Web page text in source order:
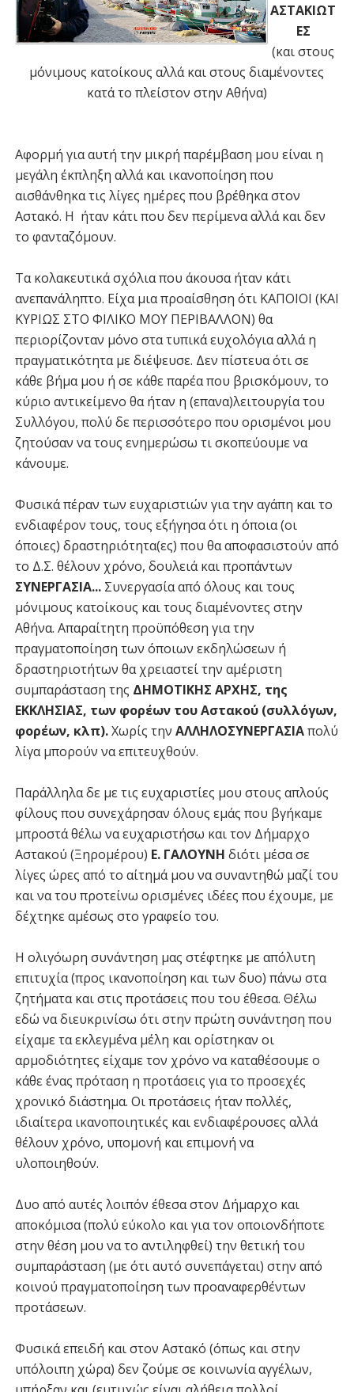
ΑΣΤΑΚΙΩΤ
ΕΣ
(και στους
μόνιμους κατοίκους αλλά και στους διαμένοντες
κατά το πλείστον στην Αθήνα)
Αφορμή για αυτή την μικρή παρέμβαση μου είναι η
μεγάλη έκπληξη αλλά και ικανοποίηση που
αισθάνθηκα τις λίγες ημέρες που βρέθηκα στον
Αστακό. Η ήταν κάτι που δεν περίμενα αλλά και δεν
το φανταζόμουν.
Τα κολακευτικά σχόλια που άκουσα ήταν κάτι
ανεπανάληπτο. Είχα μια προαίσθηση ότι ΚΑΠΟΙΟΙ (ΚΑΙ
ΚΥΡΙΩΣ ΣΤΟ ΦΙΛΙΚΟ ΜΟΥ ΠΕΡΙΒΑΛΛΟΝ) θα
περιορίζονταν μόνο στα τυπικά ευχολόγια αλλά η
πραγματικότητα με διέψευσε. Δεν πίστευα ότι σε
κάθε βήμα μου ή σε κάθε παρέα που βρισκόμουν, το
κύριο αντικείμενο θα ήταν η (επανα)λειτουργία του
Συλλόγου, πολύ δε περισσότερο που ορισμένοι μου
ζητούσαν να τους ενημερώσω τι σκοπεύουμε να
κάνουμε.
Φυσικά πέραν των ευχαριστιών για την αγάπη και το
ενδιαφέρον τους, τους εξήγησα ότι η όποια (οι
όποιες) δραστηριότητα(ες) που θα αποφασιστούν από
το Δ.Σ. θέλουν χρόνο, δουλειά και προπάντων
ΣΥΝΕΡΓΑΣΙΑ...Συνεργασία από όλους και τους
μόνιμους κατοίκους και τους διαμένοντες στην
Αθήνα. Απαραίτητη προϋπόθεση για την
πραγματοποίηση των όποιων εκδηλώσεων ή
δραστηριοτήτων θα χρειαστεί την αμέριστη
συμπαράσταση της ΔΗΜΟΤΙΚΗΣ ΑΡΧΗΣ, της
ΕΚΚΛΗΣΙΑΣ, των φορέων του Αστακού (συλλόγων,
φορέων, κλπ).Χωρίς την ΑΛΛΗΛΟΣΥΝΕΡΓΑΣΙΑπολύ
λίγα μπορούν να επιτευχθούν.
Παράλληλα δε με τις ευχαριστίες μου στους απλούς
φίλους που συνεχάρησαν όλους εμάς που βγήκαμε
μπροστά θέλω να ευχαριστήσω και τον Δήμαρχο
Αστακού (Ξηρομέρου) Ε. ΓΑΛΟΥΝΗ διότι μέσα σε
λίγες ώρες από το αίτημά μου να συναντηθώ μαζί του
και να του προτείνω ορισμένες ιδέες που έχουμε, με
δέχτηκε αμέσως στο γραφείο του.
Η ολιγόωρη συνάντηση μας στέφτηκε με απόλυτη
επιτυχία (προς ικανοποίηση και των δυο) πάνω στα
ζητήματα και στις προτάσεις που του έθεσα. Θέλω
εδώ να διευκρινίσω ότι στην πρώτη συνάντηση που
είχαμε τα εκλεγμένα μέλη και ορίστηκαν οι
αρμοδιότητες είχαμε τον χρόνο να καταθέσουμε ο
κάθε ένας πρόταση η προτάσεις για το προσεχές
χρονικό διάστημα. Οι προτάσεις ήταν πολλές,
ιδιαίτερα ικανοποιητικές και ενδιαφέρουσες αλλά
θέλουν χρόνο, υπομονή και επιμονή να
υλοποιηθούν.
Δυο από αυτές λοιπόν έθεσα στον Δήμαρχο και
αποκόμισα (πολύ εύκολο και για τον οποιονδήποτε
στην θέση μου να το αντιληφθεί) την θετική του
συμπαράσταση (με ότι αυτό συνεπάγεται) στην από
κοινού πραγματοποίηση των προαναφερθέντων
προτάσεων.
Φυσικά επειδή και στον Αστακό (όπως και στην
υπόλοιπη χώρα) δεν ζούμε σε κοινωνία αγγέλων,